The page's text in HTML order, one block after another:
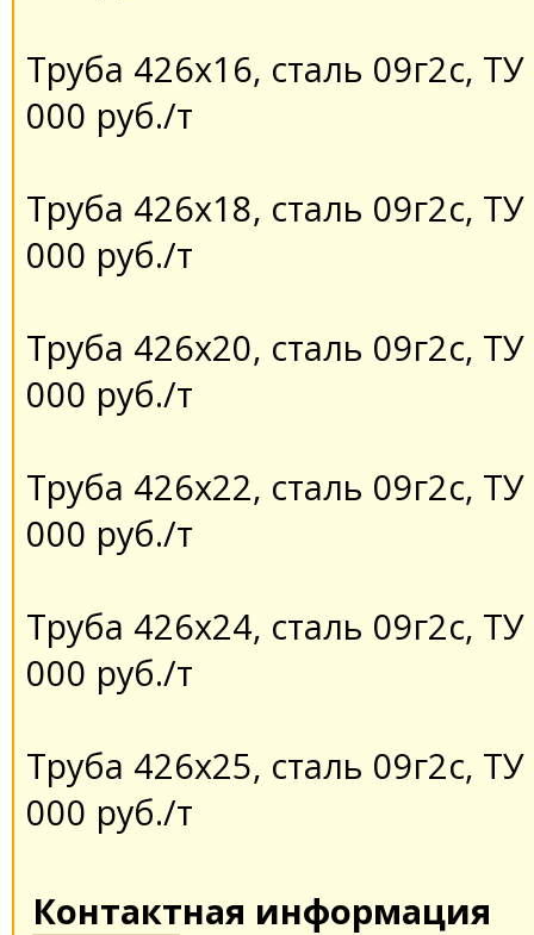
Труба 426х16, сталь 09г2с,
000 руб./т
Труба 426х18, сталь 09г2с,
000 руб./т
Труба 426х20, сталь 09г2с,
000 руб./т
Труба 426х22, сталь 09г2с,
000 руб./т
Труба 426х24, сталь 09г2с,
000 руб./т
Труба 426х25, сталь 09г2с,
000 руб./т
Контактная информация